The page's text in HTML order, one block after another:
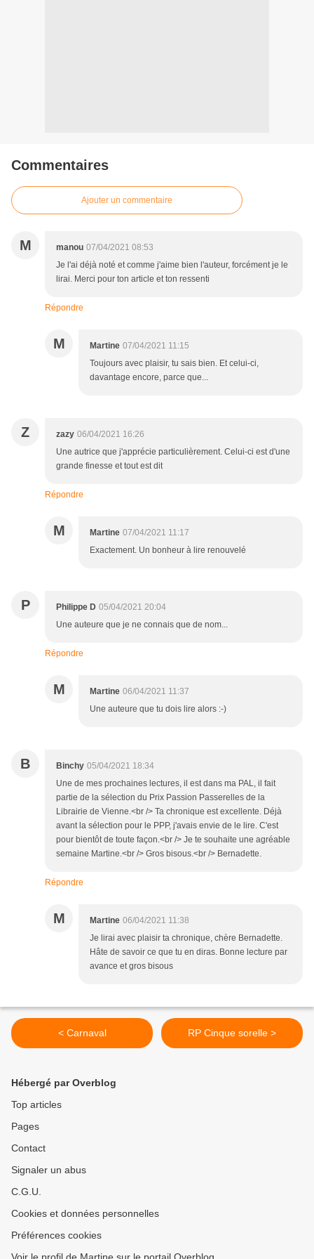
Commentaires
Ajouter un commentaire
M manou 07/04/2021 08:53
Je l'ai déjà noté et comme j'aime bien l'auteur, forcément je le
lirai. Merci pour ton article et ton ressenti
Répondre
M Martine 07/04/2021 11:15
Toujours avec plaisir, tu sais bien. Et celui-ci,
davantage encore, parce que...
Z zazy 06/04/2021 16:26
Une autrice que j'apprécie particulièrement. Celui-ci est d'une
grande finesse et tout est dit
Répondre
M Martine 07/04/2021 11:17
Exactement. Un bonheur à lire renouvelé
P Philippe D 05/04/2021 20:04
Une auteure que je ne connais que de nom...
Répondre
M Martine 06/04/2021 11:37
Une auteure que tu dois lire alors :-)
B Binchy 05/04/2021 18:34
Une de mes prochaines lectures, il est dans ma PAL, il fait
partie de la sélection du Prix Passion Passerelles de la
Librairie de Vienne.<br /> Ta chronique est excellente. Déjà
avant la sélection pour le PPP, j'avais envie de le lire. C'est
pour bientôt de toute façon.<br /> Je te souhaite une agréable
semaine Martine.<br /> Gros bisous.<br /> Bernadette.
Répondre
M Martine 06/04/2021 11:38
Je lirai avec plaisir ta chronique, chère Bernadette.
Hâte de savoir ce que tu en diras. Bonne lecture par
avance et gros bisous
< Carnaval RP Cinque sorelle >
Hébergé par Overblog
Top articles
Pages
Contact
Signaler un abus
C.G.U.
Cookies et données personnelles
Préférences cookies